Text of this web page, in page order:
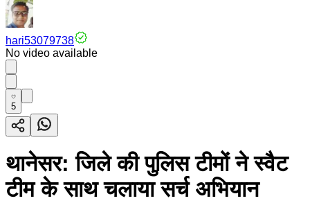
hari53079738
No video available
5
थानेसर: जिले की पुलिस टीमों ने स्वैट
टीम के साथ चलाया सर्च अभियान